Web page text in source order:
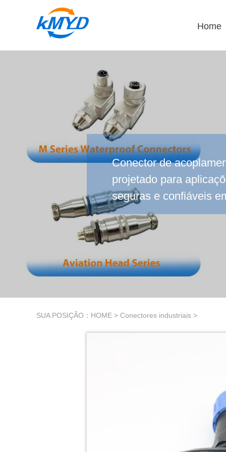
Home
Conector de
projetado para
seguras e confiáveis
SUA POSIÇÃO： HOME > Conectores industriais >